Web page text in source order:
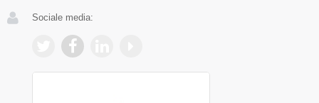
Sociale media: